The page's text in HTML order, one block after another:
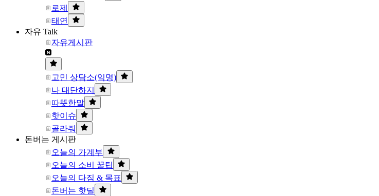
로제
태연
자유 Talk
자유게시판
고민 상담소(익명)
나 대단하지
따뜻한말
핫이슈
골라줘
돈버는 게시판
오늘의 가계부
오늘의 소비 꿀팁
오늘의 다짐 & 목표
돈버는 핫딜